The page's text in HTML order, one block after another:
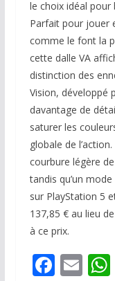
le choix idéal pour
Parfait pour jouer
comme le font la
cette dalle VA
distinction des
Vision, développé
davantage de
saturer les
globale de
courbure légère
tandis qu’un
sur PlayStation 5
137,85 € au lieu
à ce prix.
F E